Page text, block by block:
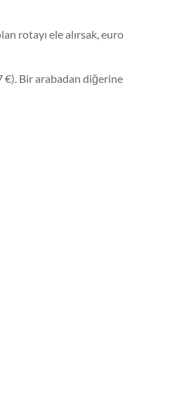
rotayı ele alırsak, euro
€). Bir arabadan diğerine